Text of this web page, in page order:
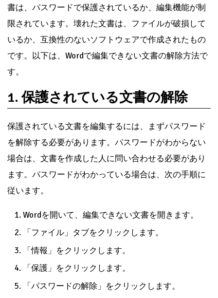
書は、パスワードで保護されているか、編集機能が制
限されています。壊れた文書は、ファイルが破損して
いるか、互換性のないソフトウェアで作成されたもの
です。以下は、Wordで編集できない文書の解除方法で
す。
1. 保護されている文書の解除
保護されている文書を編集するには、まずパスワード
を解除する必要があります。パスワードがわからない
場合は、文書を作成した人に問い合わせる必要があり
ます。パスワードがわかっている場合は、次の手順に
従います。
Wordを開いて、編集できない文書を開きます。
「ファイル」タブをクリックします。
「情報」をクリックします。
「保護」をクリックします。
「パスワードの解除」をクリックします。